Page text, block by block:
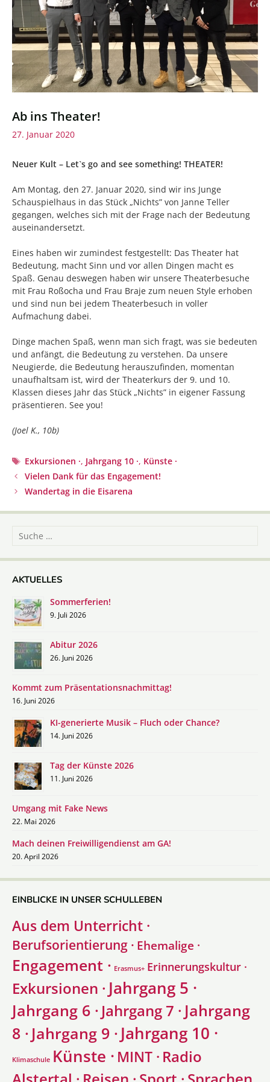
Ab ins Theater!
27. Januar 2020
Neuer Kult – Let`s go and see something! THEATER!
Am Montag, den 27. Januar 2020, sind wir ins Junge
Schauspielhaus in das Stück „Nichts” von Janne Teller
gegangen, welches sich mit der Frage nach der Bedeutung
auseinandersetzt.
Eines haben wir zumindest festgestellt: Das Theater hat
Bedeutung, macht Sinn und vor allen Dingen macht es
Spaß. Genau deswegen haben wir unsere Theaterbesuche
mit Frau Roßocha und Frau Braje zum neuen Style erhoben
und sind nun bei jedem Theaterbesuch in voller
Aufmachung dabei.
Dinge machen Spaß, wenn man sich fragt, was sie bedeuten
und anfängt, die Bedeutung zu verstehen. Da unsere
Neugierde, die Bedeutung herauszufinden, momentan
unaufhaltsam ist, wird der Theaterkurs der 9. und 10.
Klassen dieses Jahr das Stück „Nichts” in eigener Fassung
präsentieren. See you!
(Joel K., 10b)
Schlagwörter
Exkursionen ·, Jahrgang 10 ·, Künste ·
Beitrags-
Navigation
Vielen Dank für das Engagement!
Wandertag in die Eisarena
Suche
AKTUELLES
Sommerferien!
9. Juli 2026
Abitur 2026
26. Juni 2026
Kommt zum Präsentationsnachmittag!
16. Juni 2026
KI-generierte Musik – Fluch oder Chance?
14. Juni 2026
Tag der Künste 2026
11. Juni 2026
Umgang mit Fake News
22. Mai 2026
Mach deinen Freiwilligendienst am GA!
20. April 2026
EINBLICKE IN UNSER SCHULLEBEN
Aus dem Unterricht ·
Berufsorientierung · Ehemalige ·
Engagement · Erasmus+ Erinnerungskultur ·
Exkursionen · Jahrgang 5 ·
Jahrgang 6 · Jahrgang 7 · Jahrgang
8 · Jahrgang 9 · Jahrgang 10 ·
Klimaschule Künste · MINT · Radio